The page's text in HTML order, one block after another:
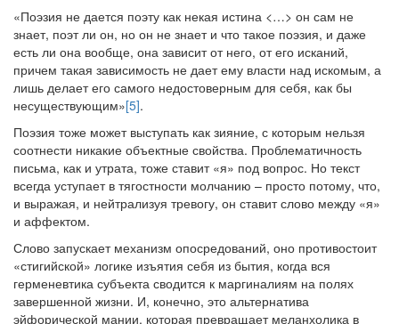
«Поэзия не дается поэту как некая истина <…> он сам не
знает, поэт ли он, но он не знает и что такое поэзия, и даже
есть ли она вообще, она зависит от него, от его исканий,
причем такая зависимость не дает ему власти над искомым, а
лишь делает его самого недостоверным для себя, как бы
несуществующим»[5].
Поэзия тоже может выступать как зияние, с которым нельзя
соотнести никакие объектные свойства. Проблематичность
письма, как и утрата, тоже ставит «я» под вопрос. Но текст
всегда уступает в тягостности молчанию – просто потому, что,
и выражая, и нейтрализуя тревогу, он ставит слово между «я»
и аффектом.
Слово запускает механизм опосредований, оно противостоит
«стигийской» логике изъятия себя из бытия, когда вся
герменевтика субъекта сводится к маргиналиям на полях
завершенной жизни. И, конечно, это альтернатива
эйфорической мании, которая превращает меланхолика в